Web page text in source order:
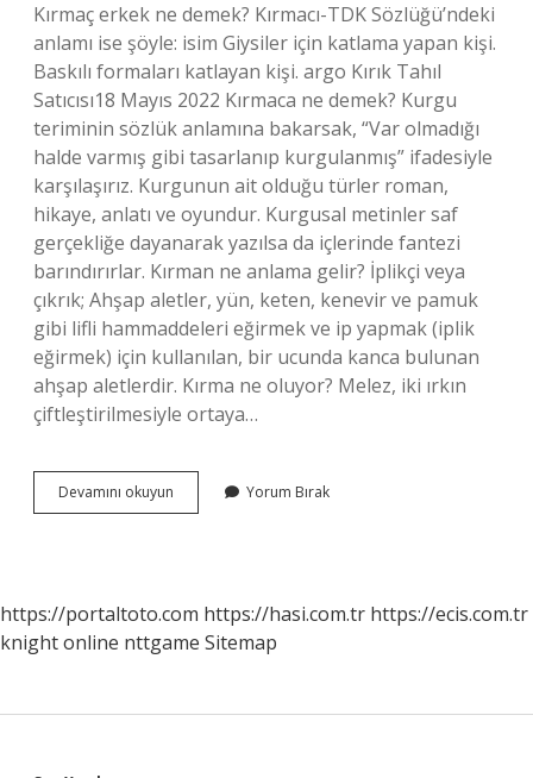
Kırmaç erkek ne demek? Kırmacı-TDK Sözlüğü’ndeki
anlamı ise şöyle: isim Giysiler için katlama yapan kişi.
Baskılı formaları katlayan kişi. argo Kırık Tahıl
Satıcısı18 Mayıs 2022 Kırmaca ne demek? Kurgu
teriminin sözlük anlamına bakarsak, “Var olmadığı
halde varmış gibi tasarlanıp kurgulanmış” ifadesiyle
karşılaşırız. Kurgunun ait olduğu türler roman,
hikaye, anlatı ve oyundur. Kurgusal metinler saf
gerçekliğe dayanarak yazılsa da içlerinde fantezi
barındırırlar. Kırman ne anlama gelir? İplikçi veya
çıkrık; Ahşap aletler, yün, keten, kenevir ve pamuk
gibi lifli hammaddeleri eğirmek ve ip yapmak (iplik
eğirmek) için kullanılan, bir ucunda kanca bulunan
ahşap aletlerdir. Kırma ne oluyor? Melez, iki ırkın
çiftleştirilmesiyle ortaya…
Devamını okuyun
Ne
Yorum Bırak
https://portaltoto.com https://hasi.com.tr https://ecis.com.tr
knight online nttgame Sitemap